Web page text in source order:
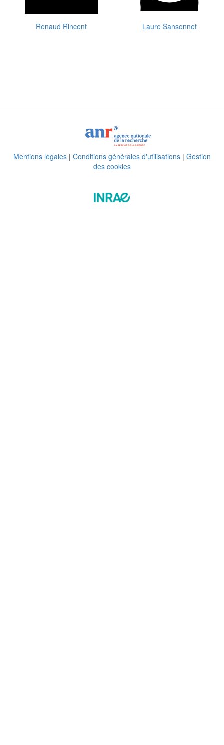
Renaud Rincent Laure Sansonnet
Mentions légales| Conditions générales d'utilisations| Gestion
des cookies